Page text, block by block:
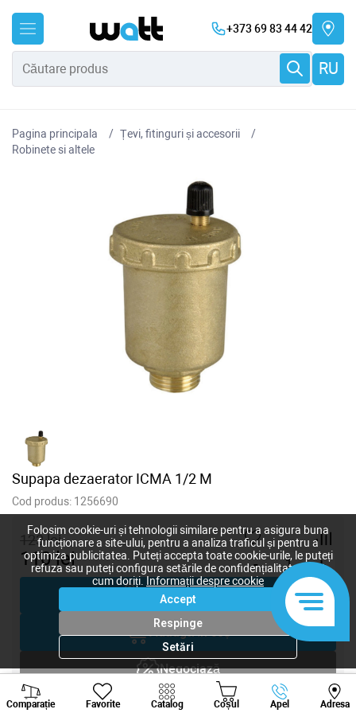
+373 69 83 44 42
RU
Pagina principala
Țevi, fitinguri și accesorii
Robinete si altele
Supapa dezaerator ICMA 1/2 M
Cod produs: 1256690
123lei
110lei - +
Cumpără acum
Adaugă în coș
Negociază
Solicitare inginer
Comparație Favorite Catalog Coșul Apel Adresa
Viber Whatsapp
Folosim cookie-uri și tehnologii similare pentru a asigura buna
funcționare a site-ului, pentru a analiza traficul și pentru a
optimiza publicitatea. Puteți accepta toate cookie-urile, le puteți
refuza sau puteți configura setările de confidențialitate după
cum doriți.Informații despre cookie
Accept
Respinge
Setări